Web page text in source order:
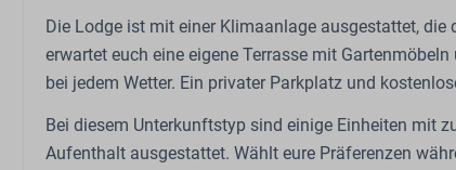
Abstellen von Fahrrädern
Ladestation für Elektrofahrräder
Die Lodge ist mit einer Klimaanlage ausgestattet,
erwartet euch eine eigene Terrasse mit
bei jedem Wetter. Ein privater Parkplatz und
Bei diesem Unterkunftstyp sind einige Einheiten mit
Aufenthalt ausgestattet. Wählt eure Präferenzen